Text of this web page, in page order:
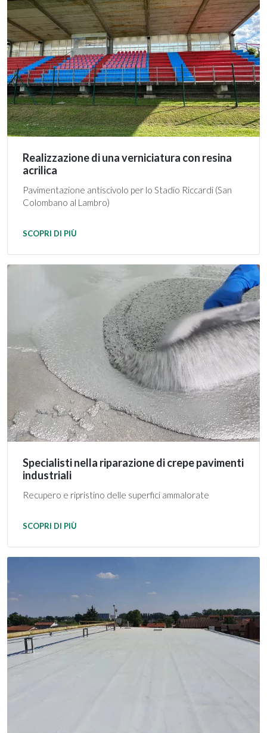
Realizzazione di una verniciatura con resina
acrilica
Pavimentazione antiscivolo per lo Stadio Riccardi (San
Colombano al Lambro)
SCOPRI DI PIÙ
Specialisti nella riparazione di crepe pavimenti
industriali
Recupero e ripristino delle superfici ammalorate
SCOPRI DI PIÙ